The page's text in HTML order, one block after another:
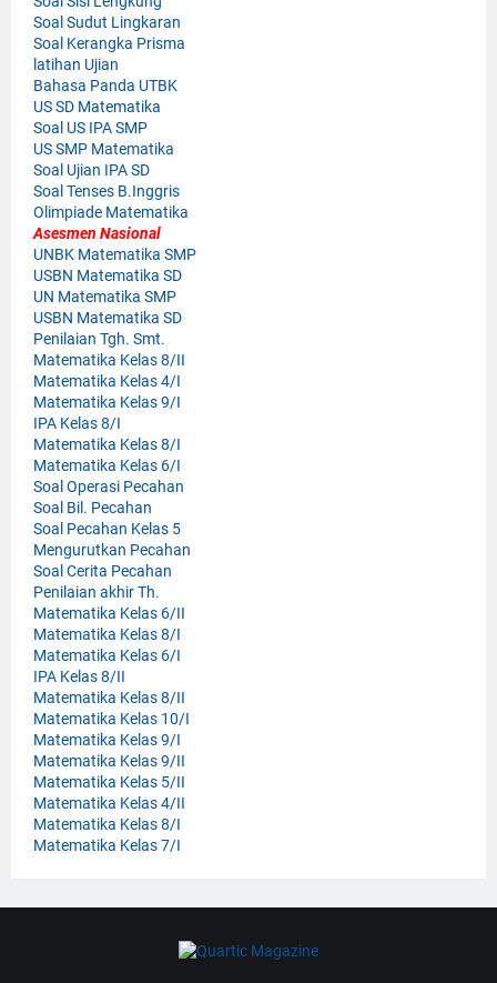
Soal Sudut Lingkaran
Soal Kerangka Prisma
latihan Ujian
Bahasa Panda UTBK
US SD Matematika
Soal US IPA SMP
US SMP Matematika
Soal Ujian IPA SD
Soal Tenses B.Inggris
Olimpiade Matematika
Asesmen Nasional
UNBK Matematika SMP
USBN Matematika SD
UN Matematika SMP
USBN Matematika SD
Penilaian Tgh. Smt.
Matematika Kelas 8/II
Matematika Kelas 4/I
Matematika Kelas 9/I
IPA Kelas 8/I
Matematika Kelas 8/I
Matematika Kelas 6/I
Soal Operasi Pecahan
Soal Bil. Pecahan
Soal Pecahan Kelas 5
Mengurutkan Pecahan
Soal Cerita Pecahan
Penilaian akhir Th.
Matematika Kelas 6/II
Matematika Kelas 8/I
Matematika Kelas 6/I
IPA Kelas 8/II
Matematika Kelas 8/II
Matematika Kelas 10/I
Matematika Kelas 9/I
Matematika Kelas 9/II
Matematika Kelas 5/II
Matematika Kelas 4/II
Matematika Kelas 8/I
Matematika Kelas 7/I